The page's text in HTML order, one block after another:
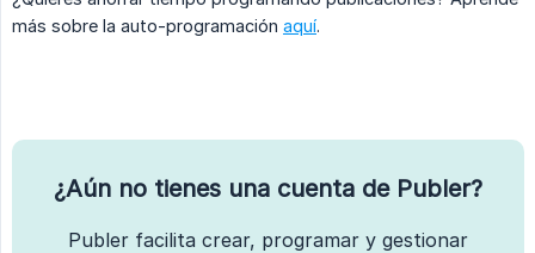
más sobre la auto-programación aquí.
¿Aún no tienes una cuenta de Publer?
Publer facilita crear, programar y gestionar